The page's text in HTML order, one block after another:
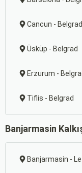
Cancun - Belgrad
Üsküp - Belgrad
Erzurum -
Tiflis - Belgrad
Banjarmasin
Banjarmasin -